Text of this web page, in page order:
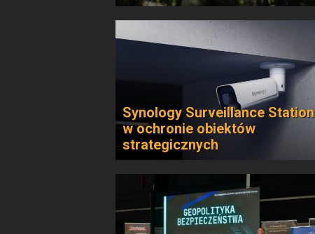
Synology Surveillance Station
w ochronie obiektów
strategicznych